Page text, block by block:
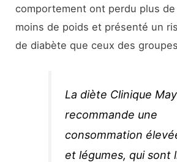
comportement ont perdu plus
moins de poids et présenté un
de diabète que ceux des
La diète Clinique
recommande une
consommation
et légumes, qui sont